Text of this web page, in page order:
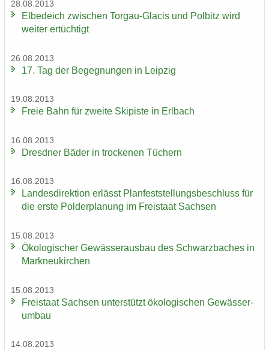
28.08.2013
El­be­deich zwi­schen Torgau-​Glacis und Pol­bitz wird
wei­ter er­tüch­tigt
26.08.2013
17. Tag der Be­geg­nun­gen in Leip­zig
19.08.2013
Freie Bahn für zwei­te Ski­pis­te in Erl­bach
16.08.2013
Dresd­ner Bäder in tro­cke­nen Tü­chern
16.08.2013
Lan­des­di­rek­ti­on er­lässt Plan­fest­stel­lungs­be­schluss für
die erste Pol­der­pla­nung im Frei­staat Sach­sen
15.08.2013
Öko­lo­gi­scher Ge­wäs­ser­aus­bau des Schwarz­ba­ches in
Mark­neu­kir­chen
15.08.2013
Frei­staat Sach­sen un­ter­stützt öko­lo­gi­schen Ge­wäs­ser­
um­bau
14.08.2013